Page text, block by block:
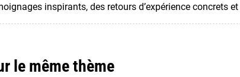
inspirants, des retours d’expérience concrets
le même thème